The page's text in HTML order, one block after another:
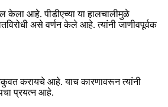
केला आहे. पीडीएच्या या हालचालीमुळे
असे वर्णन केले आहे. त्यांनी जाणीवपूर्वक
करायचे आहे. याच कारणावरून त्यांनी
प्रयत्न आहे.